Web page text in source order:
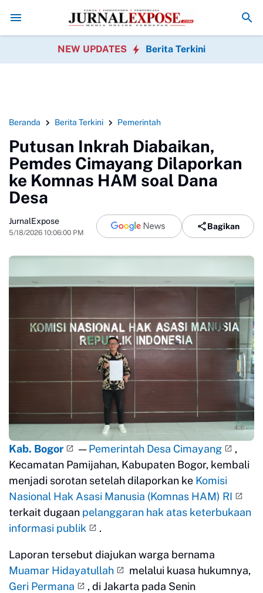
Gotong Royong Sambut HUT Ke-81 Republik Indonesia
NEW UPDATES Berita Terkini
Beranda Berita Terkini Pemerintah
Putusan Inkrah Diabaikan,
Pemdes Cimayang Dilaporkan
ke Komnas HAM soal Dana
Desa
JurnalExpose
5/18/2026 10:06:00 PM
Bagikan
Kab. Bogor —Pemerintah Desa Cimayang
,
Kecamatan Pamijahan, Kabupaten Bogor, kembali
menjadi sorotan setelah dilaporkan ke Komisi
Nasional Hak Asasi Manusia (Komnas HAM) RI
terkait dugaan pelanggaran hak atas keterbukaan
informasi publik
.
Laporan tersebut diajukan warga bernama
Muamar Hidayatullah
melalui kuasa hukumnya,
Geri Permana
, di Jakarta pada Senin